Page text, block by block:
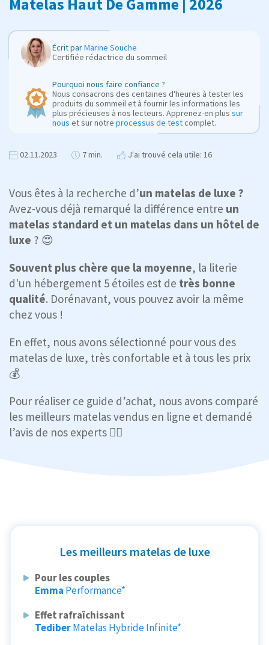
Écrit parMarine Souche
Certifiée rédactrice du sommeil
Pourquoi nous faire confiance ?
Nous consacrons des centaines d'heures à tester les
produits du sommeil et à fournir les informations les
plus précieuses à nos lecteurs. Apprenez-en plus sur
nous et sur notre processus de testcomplet.
02.11.2023 7 min. J'ai trouvé cela utile: 16
Vous êtes à la recherche d’un matelas de luxe ?
Avez-vous déjà remarqué la différence entre un
matelas standard et un matelas dans un hôtel de
luxe ? 😍
Souvent plus chère que la moyenne, la literie
d'un hébergement 5 étoiles est de très bonne
qualité. Dorénavant, vous pouvez avoir la même
chez vous !
En effet, nous avons sélectionné pour vous des
matelas de luxe, très confortable et à tous les prix
💰
Pour réaliser ce guide d’achat, nous avons comparé
les meilleurs matelas vendus en ligne et demandé
l’avis de nos experts 🕵️‍♀️
Les meilleurs matelas de luxe
Pour les couples
Emma Performance*
Effet rafraîchissant
TediberMatelas Hybride Infinite*